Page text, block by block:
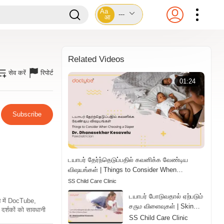
Aa
आ
---
सेव करें रिपोर्ट
Subscribe
में DocTube,
को सावधानी
Related Videos
01:24
டயாபர் தேர்ந்தெடுப்பதில் கவனிக்க வேண்டிய
விஷயங்கள் | Things to Consider When
Choosing a Diaper | Tamil
SS Child Care Clinic
டயாபர் போடுவதால் ஏற்படும்
சரும விளைவுகள் | Skin
Effects of Wearing
SS Child Care Clinic